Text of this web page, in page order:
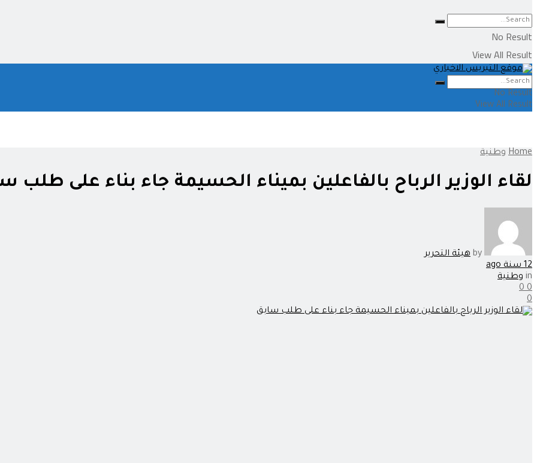
No Result
View All Result
No Result
View All Result
Home وطنية
لقاء الوزير الرباح بالفاعلين بميناء الحسيمة جاء بناء على طلب
by هيئة التحرير
12 سنة ago
in وطنية
0
0
0